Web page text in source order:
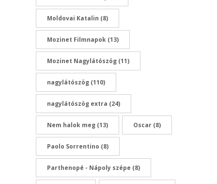
Moldovai Katalin (8)
Mozinet Filmnapok (13)
Mozinet Nagylátószög (11)
nagylátószög (110)
nagylátószög extra (24)
Nem halok meg (13) Oscar (8)
Paolo Sorrentino (8)
Parthenopé - Nápoly szépe (8)